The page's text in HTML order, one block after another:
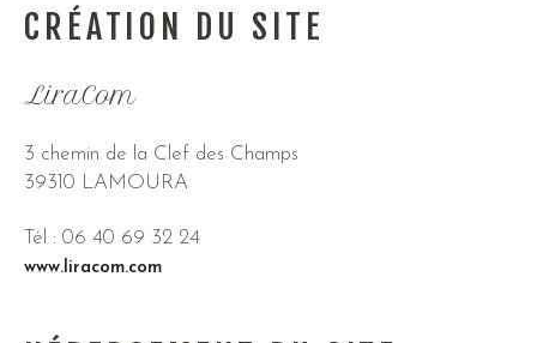
CRÉATION DU SITE
LiraCom
3 chemin de la Clef des Champs
39310 LAMOURA
Tél : 06 40 69 32 24
www.liracom.com